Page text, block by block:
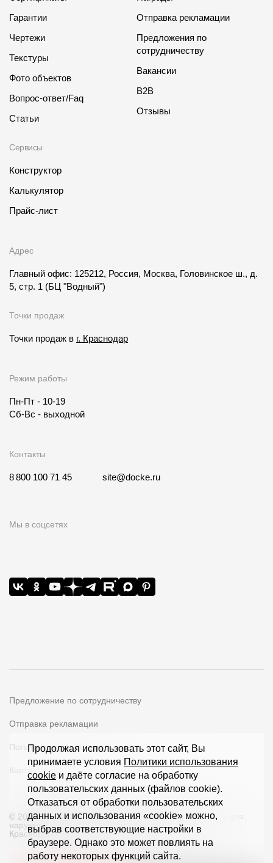
Гарантии
Чертежи
Текстуры
Фото объектов
Вопрос-ответ/Faq
Статьи
Сервисы
Конструктор
Калькулятор
Прайс-лист
Отправка рекламации
Предложения по
сотрудничеству
Вакансии
B2B
Отзывы
Адрес
Главный офис: 125212, Россия, Москва, Головинское ш., д.
5, стр. 1 (БЦ "Водный")
Точки продаж
Точки продаж в г. Краснодар
Режим работы
Пн-Пт - 10-19
Сб-Вс - выходной
Контакты
8 800 100 71 45 site@docke.ru
Мы в соцсетях
Предложение по сотрудничеству
Отправка рекламации
Политика конфиденциальности
Карта сайта
© 2026 ООО «Дёке Экстружн» - производство товаров для
наружной отделки загородных домов и кровли в
Краснодарском крае и по всей РФ
Продолжая использовать этот сайт, Вы
принимаете условия Политики использования
cookie и даёте согласие на обработку
пользовательских данных (файлов cookie).
Отказаться от обработки пользовательских
данных и использования «cookie» можно,
выбрав соответствующие настройки в
браузере. Однако это может повлиять на
работу некоторых функций сайта.